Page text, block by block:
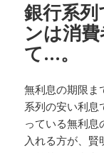
銀行系
ンは消
て…。
無利息の期限ま
系列の安い利息
っている無利息
入れる方が、賢